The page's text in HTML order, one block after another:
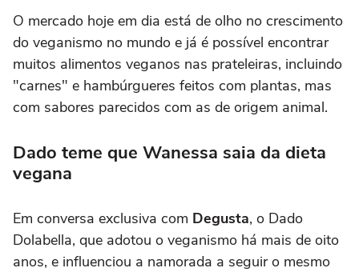
O mercado hoje em dia está de olho no crescimento
do veganismo no mundo e já é possível encontrar
muitos alimentos veganos nas prateleiras, incluindo
"carnes" e hambúrgueres feitos com plantas, mas
com sabores parecidos com as de origem animal.
Dado teme que Wanessa saia da dieta
vegana
Em conversa exclusiva com Degusta, o Dado
Dolabella, que adotou o veganismo há mais de oito
anos, e influenciou a namorada a seguir o mesmo